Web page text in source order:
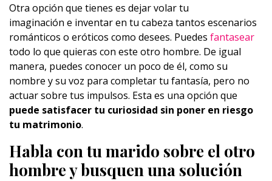
Otra opción que tienes es dejar volar tu
imaginación e inventar en tu cabeza tantos escenarios
románticos o eróticos como desees. Puedes fantasear
todo lo que quieras con este otro hombre. De igual
manera, puedes conocer un poco de él, como su
nombre y su voz para completar tu fantasía, pero no
actuar sobre tus impulsos. Esta es una opción que
puede satisfacer tu curiosidad sin poner en riesgo
tu matrimonio.
Habla con tu marido sobre el otro
hombre y busquen una solución